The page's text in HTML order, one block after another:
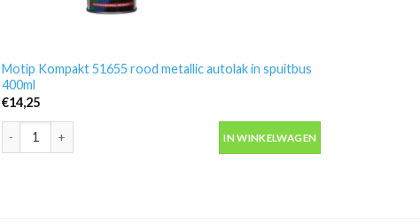
Motip Kompakt 51655 rood metallic autolak in spuitbus
400ml
€14,25
Motip Kompakt 51655 rood metallic autolak in spuitbus 400ml aantal
IN WINKELWAGEN